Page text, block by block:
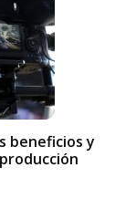
beneficios y